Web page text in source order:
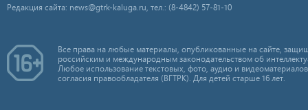
Редакция сайта: news@gtrk-kaluga.ru, тел.: (8-4842) 57-81-10
Все права на любые материалы, опубликованные на сайте,
российским и международным законодательством об
Любое использование текстовых, фото, аудио и
согласия правообладателя (ВГТРК). Для детей старше 16 лет.